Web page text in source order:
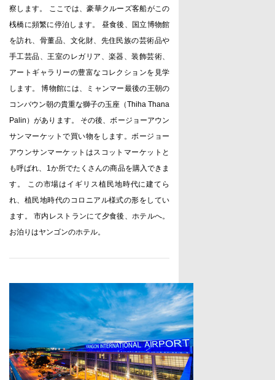
察します。 ここでは、豪華クルーズ客船がこの
桟橋に頻繁に停泊します。 昼食後、国立博物館
を訪れ、骨董品、文化財、先住民族の芸術品や
手工芸品、王室のレガリア、楽器、装飾芸術、
アートギャラリーの豊富なコレクションを見学
します。 博物館には、ミャンマー最後の王朝の
コンバウン朝の貴重な獅子の玉座（Thiha Thana
Palin ）があります。 その後、ボージョーアウン
サンマーケットで買い物をします。ボージョー
アウンサンマーケットはスコットマーケットと
も呼ばれ、
1 か所でたくさんの商品を購入できま
す。 この市場はイギリス植民地時代に建てら
れ、植民地時代のコロニアル様式の形をしてい
ます。市内レストランにて夕食後、ホテルへ。
お泊りはヤンゴンのホテル。